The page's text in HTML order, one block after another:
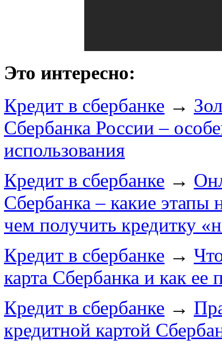
Это интересно:
Кредит в сбербанке →
Сбербанка России –
использования
Кредит в сбербанке →
Сбербанка – какие
чем получить кредитку
Кредит в сбербанке →
карта Сбербанка и как ее
Кредит в сбербанке →
кредитной картой